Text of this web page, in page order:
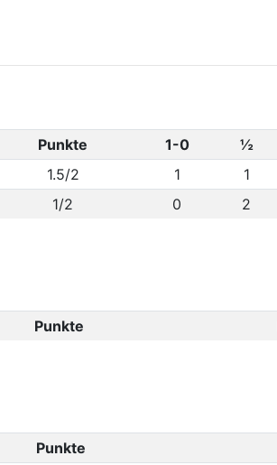
Punkte 1-0 ½
1.5/2 1 1
1/2 0 2
Punkte
Punkte